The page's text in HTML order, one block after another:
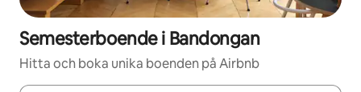
Semesterboende i Bandongan
Hitta och boka unika boenden på Airbnb